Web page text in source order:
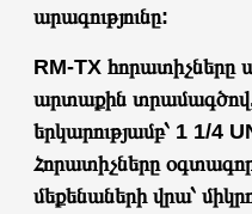
արագությունը:
RM-TX հորատիչները
արտաքին
երկարությամբ՝ 1 1/4
Հորատիչները
մեքենաների վրա՝